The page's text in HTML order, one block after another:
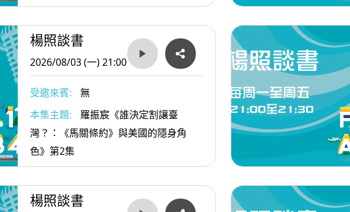
楊照談書
2026/08/03 (一) 21:00
受邀來賓:
無
本集主題:
羅振宸《誰決定割讓臺
灣？：《馬關條約》與美國的隱身角
色》第2集
楊照談書